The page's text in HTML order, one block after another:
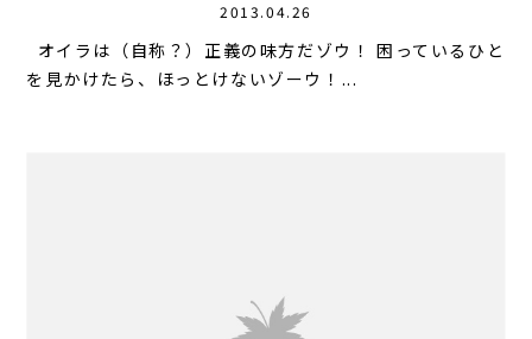
2013.04.26
オイラは（自称？）正義の味方だゾウ！ 困っているひと
を見かけたら、ほっとけないゾーウ！...